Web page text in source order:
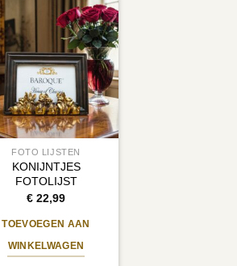
FOTO LIJSTEN
KONIJNTJES
FOTOLIJST
€ 22,99
TOEVOEGEN AAN
WINKELWAGEN